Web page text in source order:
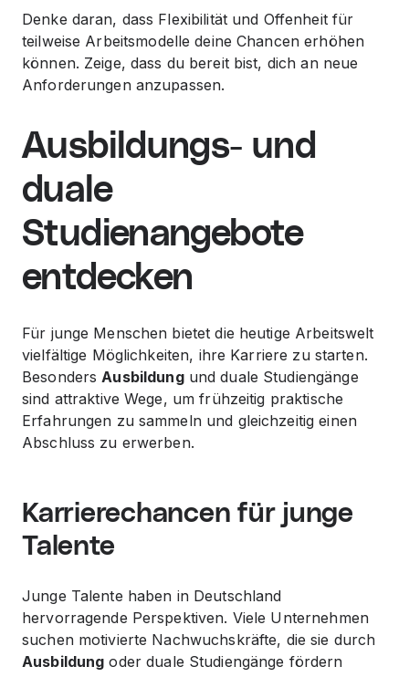
Denke daran, dass Flexibilität und Offenheit für
teilweise Arbeitsmodelle deine Chancen erhöhen
können. Zeige, dass du bereit bist, dich an neue
Anforderungen anzupassen.
Ausbildungs- und
duale
Studienangebote
entdecken
Für junge Menschen bietet die heutige Arbeitswelt
vielfältige Möglichkeiten, ihre Karriere zu starten.
BesondersAusbildungund duale Studiengänge
sind attraktive Wege, um frühzeitig praktische
Erfahrungen zu sammeln und gleichzeitig einen
Abschluss zu erwerben.
Karrierechancen für junge
Talente
Junge Talente haben in Deutschland
hervorragende Perspektiven. Viele Unternehmen
suchen motivierte Nachwuchskräfte, die sie durch
Ausbildung oder duale Studiengänge fördern